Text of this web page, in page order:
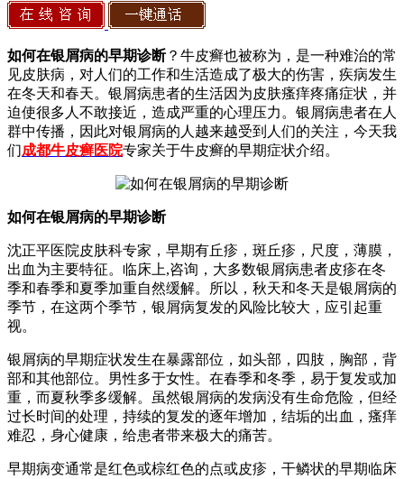
如何在银屑病的早期诊断？牛皮癣也被称为，是一种难治的常
见皮肤病，对人们的工作和生活造成了极大的伤害，疾病发生
在冬天和春天。银屑病患者的生活因为皮肤瘙痒疼痛症状，并
迫使很多人不敢接近，造成严重的心理压力。银屑病患者在人
群中传播，因此对银屑病的人越来越受到人们的关注，今天我
们成都牛皮癣医院专家关于牛皮癣的早期症状介绍。
如何在银屑病的早期诊断
沈正平医院皮肤科专家，早期有丘疹，斑丘疹，尺度，薄膜，
出血为主要特征。临床上,咨询，大多数银屑病患者皮疹在冬
季和春季和夏季加重自然缓解。所以，秋天和冬天是银屑病的
季节，在这两个季节，银屑病复发的风险比较大，应引起重
视。
银屑病的早期症状发生在暴露部位，如头部，四肢，胸部，背
部和其他部位。男性多于女性。在春季和冬季，易于复发或加
重，而夏秋季多缓解。虽然银屑病的发病没有生命危险，但经
过长时间的处理，持续的复发的逐年增加，结垢的出血，瘙痒
难忍，身心健康，给患者带来极大的痛苦。
早期病变通常是红色或棕红色的点或皮疹，干鳞状的早期临床